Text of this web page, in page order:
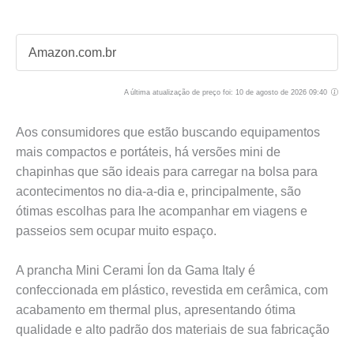
Amazon.com.br
A última atualização de preço foi: 10 de agosto de 2026 09:40
Aos consumidores que estão buscando equipamentos
mais compactos e portáteis, há versões mini de
chapinhas que são ideais para carregar na bolsa para
acontecimentos no dia-a-dia e, principalmente, são
ótimas escolhas para lhe acompanhar em viagens e
passeios sem ocupar muito espaço.
A prancha Mini Cerami Íon da Gama Italy é
confeccionada em plástico, revestida em cerâmica, com
acabamento em thermal plus, apresentando ótima
qualidade e alto padrão dos materiais de sua fabricação